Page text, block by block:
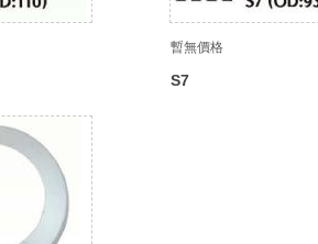
暫無價格
S7